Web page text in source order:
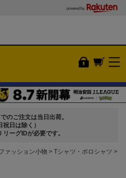
powered by
のご注文は当日出荷。
祝日は除く）
ーグIDが必要です。
ァッション小物
Tシャツ・ポロシャツ